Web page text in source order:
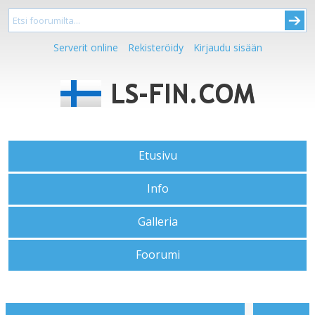
Serverit online Rekisteröidy Kirjaudu sisään
Etusivu
Info
Galleria
Foorumi